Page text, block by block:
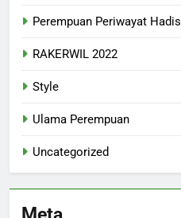
Perempuan Periwayat Hadis
RAKERWIL 2022
Style
Ulama Perempuan
Uncategorized